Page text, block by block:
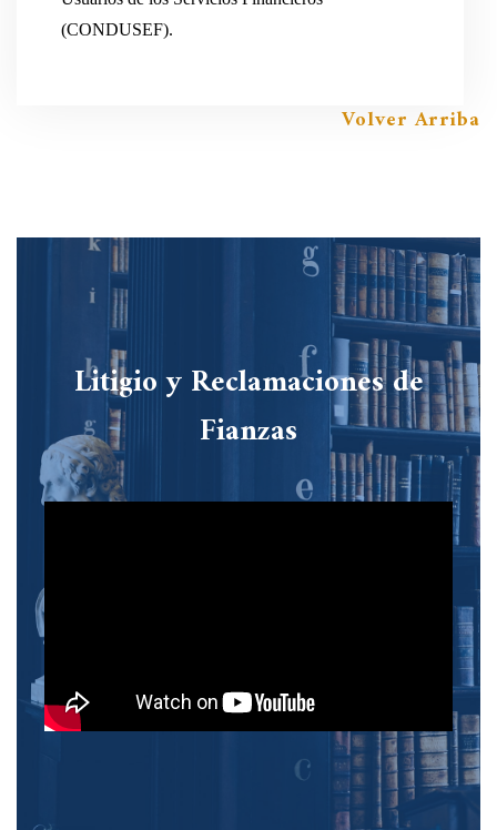
(CONDUSEF).
Volver Arriba
Litigio y Reclamaciones de
Fianzas